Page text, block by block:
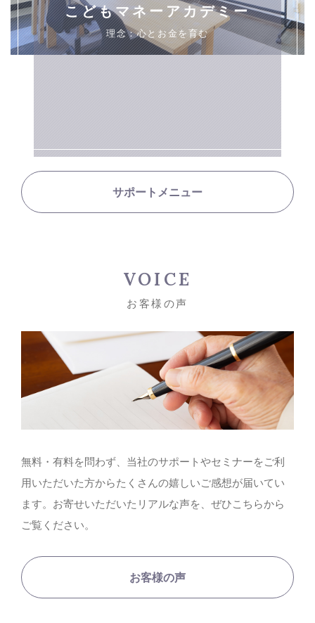
こどもマネーアカデミー
理念：心とお金を育む
サポートメニュー
VOICE
お客様の声
無料・有料を問わず、当社のサポートやセミナーをご利
用いただいた方からたくさんの嬉しいご感想が届いてい
ます。お寄せいただいたリアルな声を、ぜひこちらから
ご覧ください。
お客様の声